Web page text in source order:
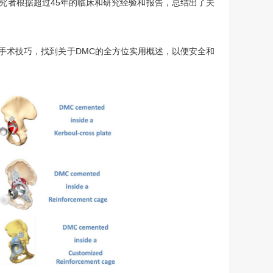
者根据超过45年的临床和研究经验和报告，总结出了关
技巧，找到关于DMC的全方位实用概述，以便安全和